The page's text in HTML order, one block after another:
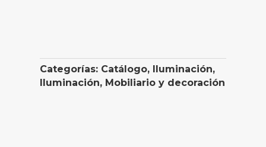
Categorías: Catálogo, Iluminación,
Iluminación, Mobiliario y decoración